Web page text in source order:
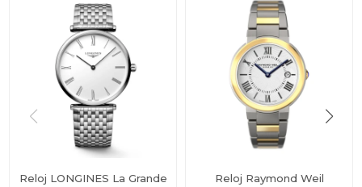
Reloj LONGINES La Grande
Reloj Raymond Weil